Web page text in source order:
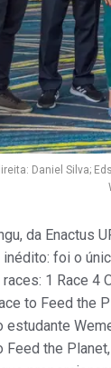
Daniel Silva;
da Enactus
foi o
1 Race 4
to Feed the
estudante
Feed the